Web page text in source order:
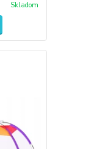
Skladom